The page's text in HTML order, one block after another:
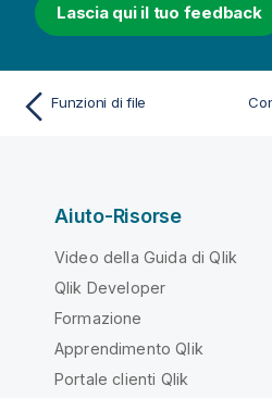
Lascia qui il tuo feedback
Funzioni di file
Aiuto-Risorse
Video della Guida di Qlik
Qlik Developer
Formazione
Apprendimento Qlik
Portale clienti Qlik